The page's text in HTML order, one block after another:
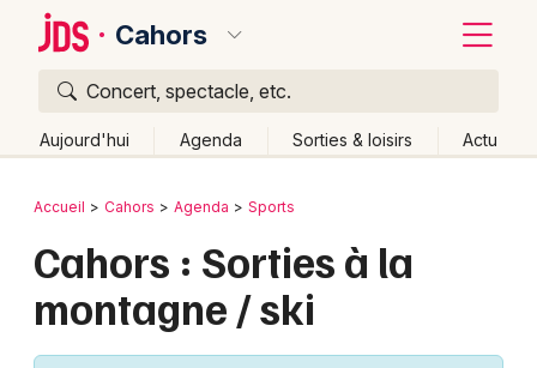
Cahors
Concert, spectacle, etc.
Aujourd'hui Agenda Sorties & loisirs Actu
Publier un événement
Grands événements
Bordeaux
Colmar
Lille
Retour
Accueil Cahors Agenda Sports
Cahors : Sorties à la
montagne / ski
Quoi ?
Où ?
Près de moi
Changer de lieu
Quand ?
Aujourd'hui
Demain Ce week-end Autre